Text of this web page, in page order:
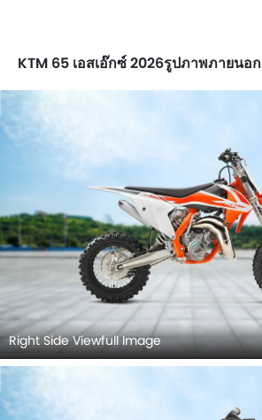
KTM 65 เอสเอ๊กซ์ 2026รูปภาพภายนอก
Right Side Viewfull Image